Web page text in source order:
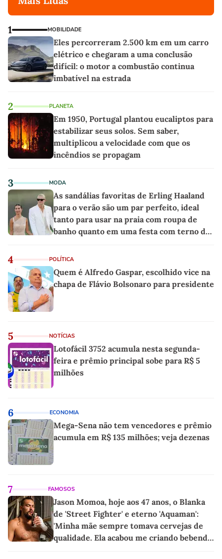
1 MOBILIDADE
Eles percorreram 2.500 km em um carro
elétrico e chegaram a uma conclusão
difícil: o motor a combustão continua
imbatível na estrada
2 PLANETA
Em 1950, Portugal plantou eucaliptos para
estabilizar seus solos. Sem saber,
multiplicou a velocidade com que os
incêndios se propagam
3 MODA
As sandálias favoritas de Erling Haaland
para o verão são um par perfeito, ideal
tanto para usar na praia com roupa de
banho quanto em uma festa com terno de
4 POLÍTICA
Quem é Alfredo Gaspar, escolhido vice na
chapa de Flávio Bolsonaro para presidente
5 NOTÍCIAS
Lotofácil 3752 acumula nesta segunda-
feira e prêmio principal sobe para R$ 5
milhões
6 ECONOMIA
Mega-Sena não tem vencedores e prêmio
acumula em R$ 135 milhões; veja dezenas
7 FAMOSOS
Jason Momoa, hoje aos 47 anos, o Blanka
de 'Street Fighter' e eterno 'Aquaman':
'Minha mãe sempre tomava cervejas de
qualidade. Ela acabou me criando bebendo